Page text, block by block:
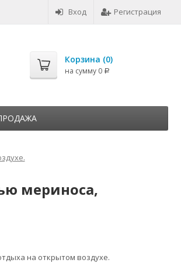
Вход Регистрация
Корзина (0)
на сумму 0 Р
мериноса,
на открытом воздухе.